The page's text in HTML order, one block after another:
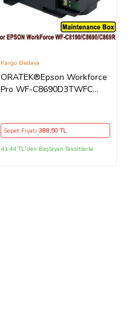
ORATEK®Epson Workforce
Pro WF-C8690D3TWFC
Kargo Bedava
Sepet Fiyatı388,50 TL
41,44 TL'den Başlayan Taksitlerle